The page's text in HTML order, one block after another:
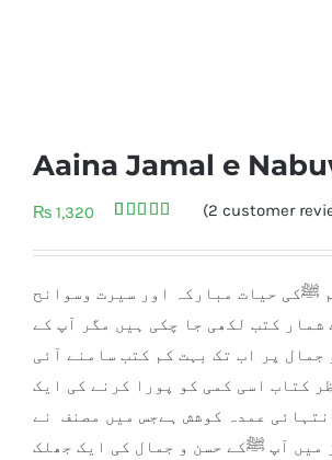
Aaina Jamal e
₨ 1,320
out of 5
ratings
(2 customer
ﷺکی حیات مبارکہ اور سیرت وسوانح
شمار کتب لکھی جا چکی ہیں مگر آپ کے
جمال پر اب تک بہت کم کتب سامنے آئی
کتاب اسی کمی کو پورا کرنے کی ایک
عمدہ کوشش ہےجس میں مصنف نے
میں آپ ﷺکے حسن و جمال کی ایک جھلک